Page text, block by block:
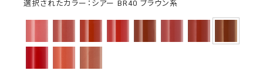
選択されたカラー：シアー BR40 ブラウン系